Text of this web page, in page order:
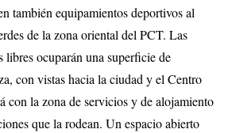
también equipamientos deportivos al
de la zona oriental del PCT. Las
libres ocuparán una superficie de
con vistas hacia la ciudad y el Centro
con la zona de servicios y de alojamiento
que la rodean. Un espacio abierto